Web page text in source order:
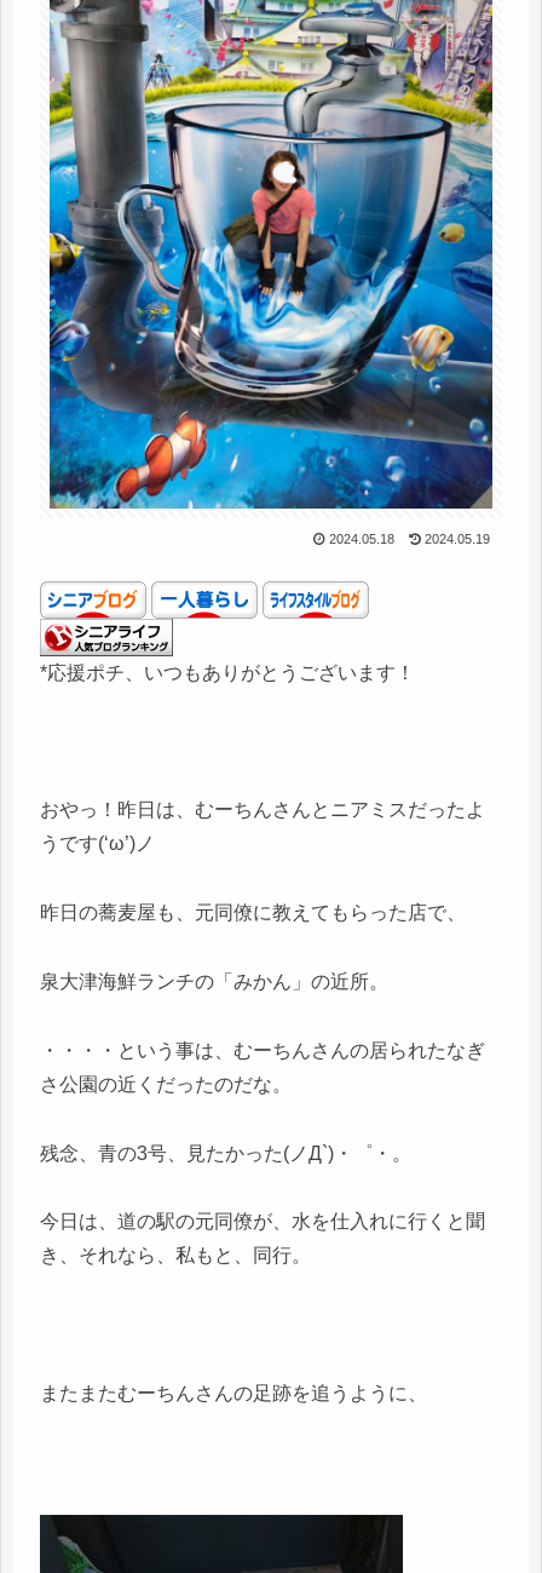
2024.05.18 2024.05.19
*応援ポチ、いつもありがとうございます！
おやっ！昨日は、むーちんさんとニアミスだったよ
うです(‘ω’)ノ
昨日の蕎麦屋も、元同僚に教えてもらった店で、
泉大津海鮮ランチの「みかん」の近所。
・・・・という事は、むーちんさんの居られたなぎ
さ公園の近くだったのだな。
残念、青の3号、見たかった(ノД`)・゜・。
今日は、道の駅の元同僚が、水を仕入れに行くと聞
き、それなら、私もと、同行。
またまたむーちんさんの足跡を追うように、